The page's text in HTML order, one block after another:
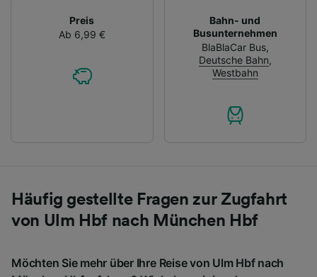
Preis
Ab 6,99 €
Bahn- und
Busunternehmen
BlaBlaCar Bus,
Deutsche Bahn,
Westbahn
Häufig gestellte Fragen zur Zugfahrt
von Ulm Hbf nach München Hbf
Möchten Sie mehr über Ihre Reise von Ulm Hbf nach